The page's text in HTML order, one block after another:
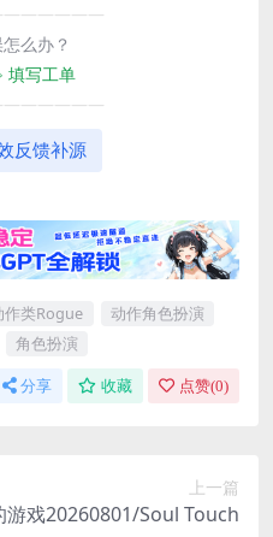
么办？
填写工单
反馈补源
作类Rogue
动作角色扮演
角色扮演
分享 收藏 点赞(0)
上一篇
游戏20260801/Soul Touch